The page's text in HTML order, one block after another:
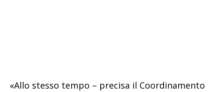
«Allo stesso tempo – precisa il Coordinamento